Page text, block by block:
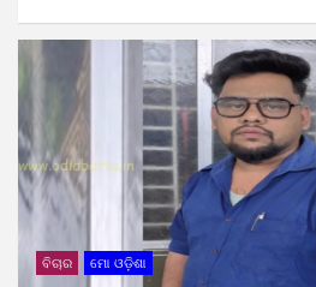
ବିଚାର ମୋ ଓଡ଼ିଶା